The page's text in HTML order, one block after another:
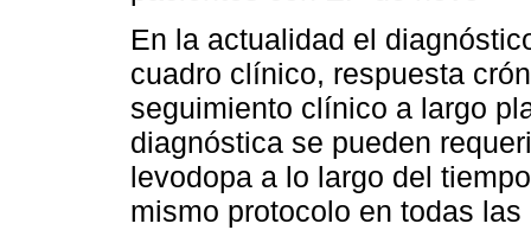
En la actualidad el
cuadro clínico, respuesta
seguimiento clínico a largo
diagnóstica se pueden
levodopa a lo largo del
mismo protocolo en todas